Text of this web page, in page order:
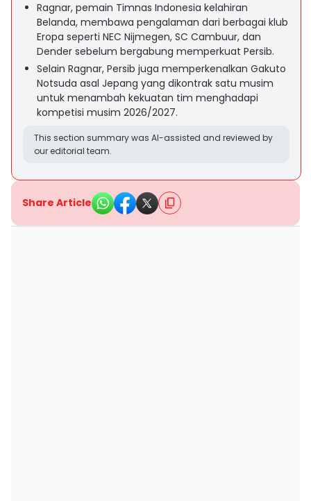
Ragnar, pemain Timnas Indonesia kelahiran
Belanda, membawa pengalaman dari berbagai klub
Eropa seperti NEC Nijmegen, SC Cambuur, dan
Dender sebelum bergabung memperkuat Persib.
Selain Ragnar, Persib juga memperkenalkan Gakuto
Notsuda asal Jepang yang dikontrak satu musim
untuk menambah kekuatan tim menghadapi
kompetisi musim 2026/2027.
This section summary was AI-assisted and reviewed by
our editorial team.
Share Article